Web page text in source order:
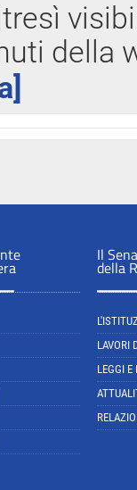
della
Il
della
LAVORI
LEGGI E